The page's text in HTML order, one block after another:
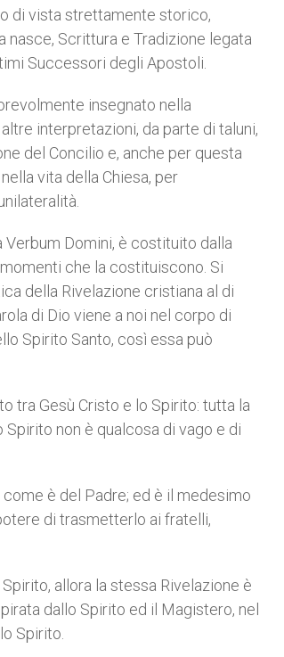
di vista strettamente storico,
nasce, Scrittura e Tradizione legata
Successori degli Apostoli.
insegnato nella
interpretazioni, da parte di taluni,
del Concilio e, anche per questa
vita della Chiesa, per
Domini, è costituito dalla
che la costituiscono. Si
della Rivelazione cristiana al di
di Dio viene a noi nel corpo di
Spirito Santo, così essa può
tra Gesù Cristo e lo Spirito: tutta la
Spirito non è qualcosa di vago e di
è del Padre; ed è il medesimo
di trasmetterlo ai fratelli,
allora la stessa Rivelazione è
dallo Spirito ed il Magistero, nel
Spirito.